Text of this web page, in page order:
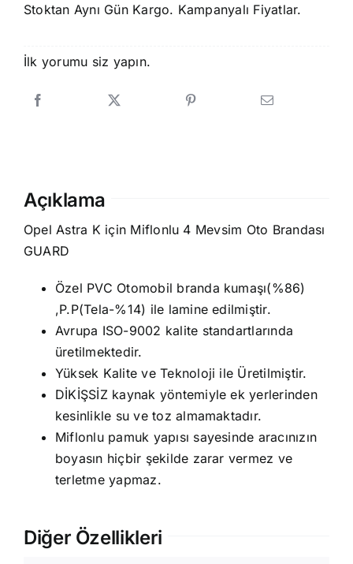
Stoktan Aynı Gün Kargo. Kampanyalı Fiyatlar.
İlk yorumu siz yapın.
Açıklama
Opel Astra K için Miflonlu 4 Mevsim Oto Brandası
GUARD
Özel PVC Otomobil branda kumaşı(%86)
,P.P(Tela-%14) ile lamine edilmiştir.
Avrupa ISO-9002 kalite standartlarında
üretilmektedir.
Yüksek Kalite ve Teknoloji ile Üretilmiştir.
DİKİŞSİZ kaynak yöntemiyle ek yerlerinden
kesinlikle su ve toz almamaktadır.
Miflonlu pamuk yapısı sayesinde aracınızın
boyasın hiçbir şekilde zarar vermez ve
terletme yapmaz.
Diğer Özellikleri